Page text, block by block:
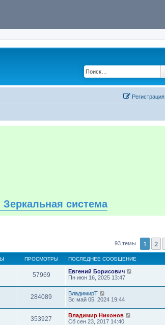
Регистрация
система
93 темы 1 2
ПРОСМОТРЫ ПОСЛЕДНЕЕ СООБЩЕНИЕ
57969
Евгений Борисович
Пн июн 16, 2025 13:47
284089
ВладимирТ
Вс май 05, 2024 19:44
353927
Владимир Никонов
Сб сен 23, 2017 14:40